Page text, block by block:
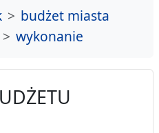
budżet miasta
wykonanie